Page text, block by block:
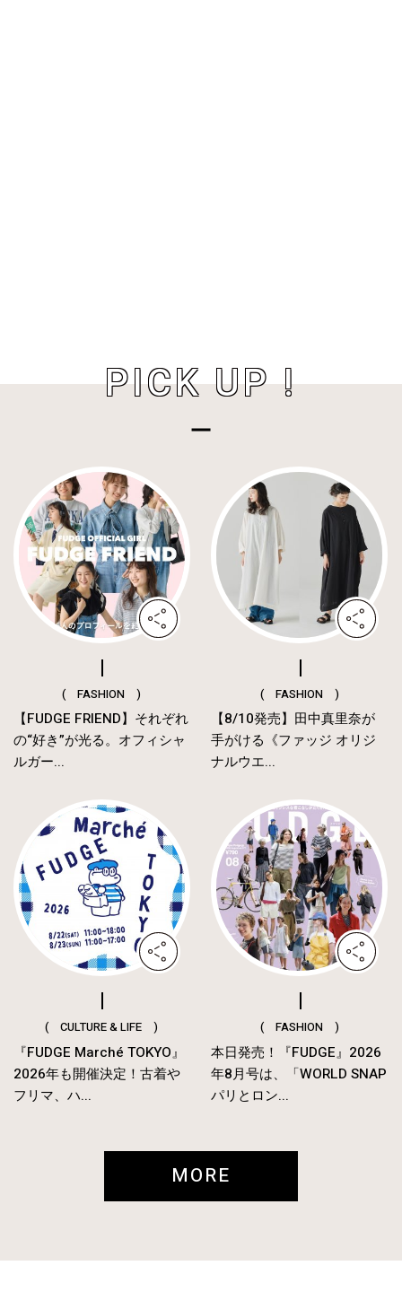
PICK UP !
( FASHION )
【FUDGE FRIEND】それぞれ
の“好き”が光る。オフィシャ
ルガー...
( FASHION )
【8/10発売】田中真里奈が
手がける《ファッジ オリジ
ナルウエ...
( CULTURE & LIFE )
『FUDGE Marché TOKYO』
2026年も開催決定！古着や
フリマ、ハ...
( FASHION )
本日発売！『FUDGE』2026
年8月号は、「WORLD SNAP
パリとロン...
MORE